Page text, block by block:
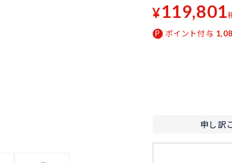
¥119,801
ポイント付与
申し訳